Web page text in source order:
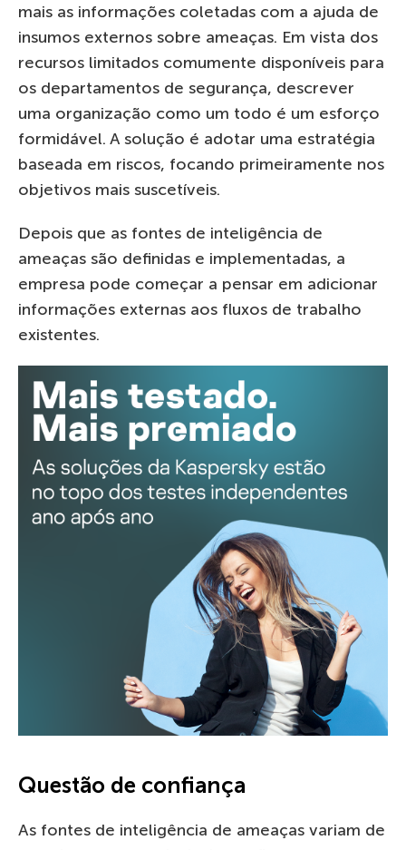
mais as informações coletadas com a ajuda de
insumos externos sobre ameaças. Em vista dos
recursos limitados comumente disponíveis para
os departamentos de segurança, descrever
uma organização como um todo é um esforço
formidável. A solução é adotar uma estratégia
baseada em riscos, focando primeiramente nos
objetivos mais suscetíveis.
Depois que as fontes de inteligência de
ameaças são definidas e implementadas, a
empresa pode começar a pensar em adicionar
informações externas aos fluxos de trabalho
existentes.
Questão de confiança
As fontes de inteligência de ameaças variam de